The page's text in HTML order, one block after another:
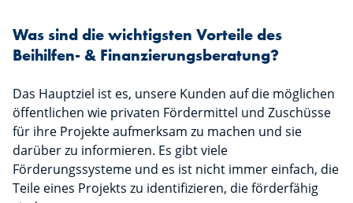
Was sind die wichtigsten Vorteile des
Beihilfen- & Finanzierungsberatung?
Das Hauptziel ist es, unsere Kunden auf die möglichen
öffentlichen wie privaten Fördermittel und Zuschüsse
für ihre Projekte aufmerksam zu machen und sie
darüber zu informieren. Es gibt viele
Förderungssysteme und es ist nicht immer einfach, die
Teile eines Projekts zu identifizieren, die förderfähig